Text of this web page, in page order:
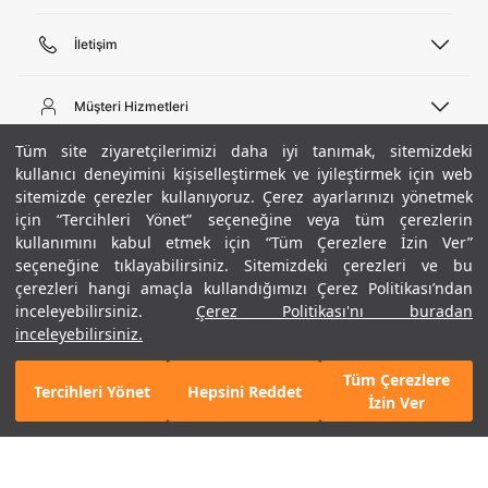
Tüm site ziyaretçilerimizi daha iyi tanımak, sitemizdeki
kullanıcı deneyimini kişiselleştirmek ve iyileştirmek için web
sitemizde çerezler kullanıyoruz. Çerez ayarlarınızı yönetmek
için “Tercihleri Yönet” seçeneğine veya tüm çerezlerin
kullanımını kabul etmek için “Tüm Çerezlere İzin Ver”
seçeneğine tıklayabilirsiniz. Sitemizdeki çerezleri ve bu
çerezleri hangi amaçla kullandığımızı Çerez Politikası’ndan
inceleyebilirsiniz.
Çerez Politikası'nı buradan
inceleyebilirsiniz.
Tercihleri Yönet Hepsini Reddet
Tüm Çerezlere
İzin Ver
+ 3 Renk
GELINCE HABER VER
İletişim
444 02 00
Pazartesi - Cuma 09:00 - 18:00
E-posta
bilgi@underarmour.com
Müşteri Hizmetleri
Sipariş Sorgulama
Bize Ulaşın
Teslimat Bilgileri
İşlem Rehberi
İade ve Değişimler
Sıkça Sorulan Sorular
Beden Rehberi
Site Haritası
Hakkımızda
Ticari Bilgiler
Hükümler ve Koşullar
Gizlilik Politikası
Çerez Politikası
Kariyer
ETBİS
UA Sosyal Medya
Instagram
Facebook
Twitter
Popüler Kategoriler
Erkek Basketbol Ayakkabısı
Çocuk Basketbol Ayakkabısı
Erkek Eşofman
Kadın Tayt